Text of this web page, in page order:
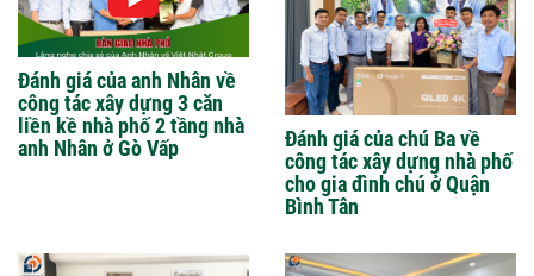
Đánh giá của anh Nhân về
công tác xây dựng 3 căn
liền kề nhà phố 2 tầng nhà
anh Nhân ở Gò Vấp
Đánh giá của chú Ba về
công tác xây dựng nhà phố
cho gia đình chú ở Quận
Bình Tân